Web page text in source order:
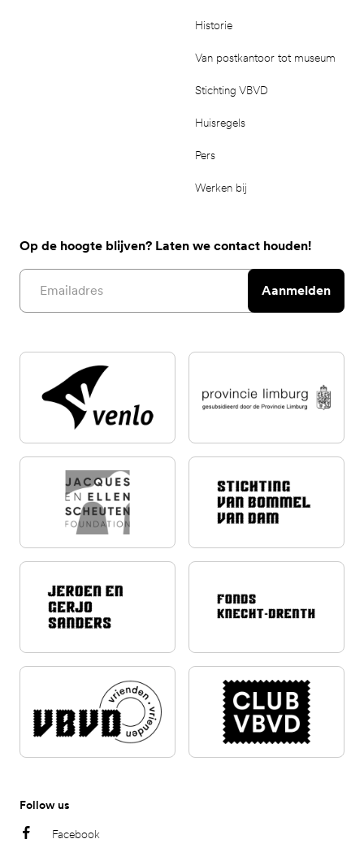
Historie
Van postkantoor tot museum
Stichting VBVD
Huisregels
Pers
Werken bij
Op de hoogte blijven? Laten we contact houden!
Email address
Aanmelden
Follow us
Facebook